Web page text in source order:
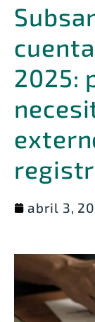
2025:
abril 3,